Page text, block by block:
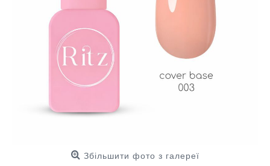
Збільшити фото з галереї